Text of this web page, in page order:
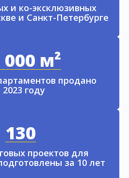
и ко-эксклюзивных
и Санкт-Петербурге
000 м²
продано
2023 году
130
проектов для
за 10 лет